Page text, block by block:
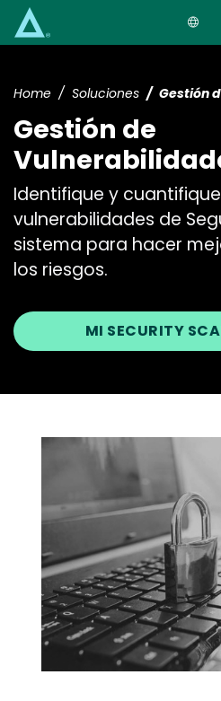
Home Soluciones Gestión
Gestión de
Identifique y
vulnerabilidades de
sistema para hacer
los riesgos.
MI SECURITY
Media
Image